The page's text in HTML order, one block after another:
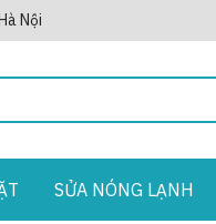
Nội
SỬA NÓNG LẠNH